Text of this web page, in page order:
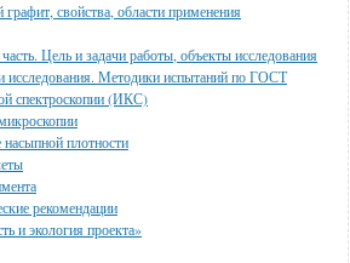
свойства, области применения
Цель и задачи работы, объекты исследования
исследования. Методики испытаний по ГОСТ
спектроскопии (ИКС)
плотности
рекомендации
и экология проекта»